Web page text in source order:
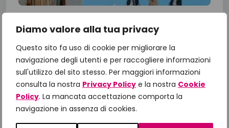
Diamo valore alla tua privacy
Questo sito fa uso di cookie per migliorare la
navigazione degli utenti e per raccogliere informazioni
sull'utilizzo del sito stesso. Per maggiori informazioni
consulta la nostra Privacy Policy e la nostra Cookie
Policy. La mancata accettazione comporta la
navigazione in assenza di cookies.
IncontraDonna: dalle priorità alle
azioni, il confronto con le Istituzioni
per gli obiettivi 2026
A un anno dalla presentazione del Manifesto
“Un impegno per la Salute 2025-2027”,
Fondazione IncontraDonna ha riunito istituzioni,
comunità scientifica, associazioni di...